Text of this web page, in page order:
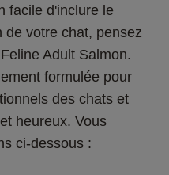
facile d'inclure le
de votre chat, pensez
Adult Salmon.
formulée pour
des chats et
heureux. Vous
ci-dessous :